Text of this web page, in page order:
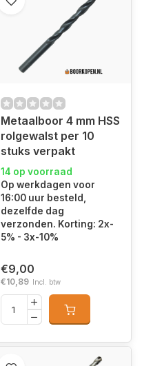
Metaalboor 4 mm HSS
rolgewalst per 10
stuks verpakt
14 op voorraad
Op werkdagen voor
16:00 uur besteld,
dezelfde dag
verzonden. Korting: 2x-
5% - 3x-10%
€9,00
€10,89 Incl. btw